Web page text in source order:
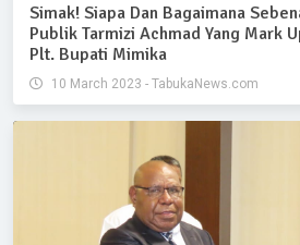
Simak! Siapa Dan Bagaimana
Publik Tarmizi Achmad Yang Mark
Plt. Bupati Mimika
10 March 2023 - TabukaNews.com